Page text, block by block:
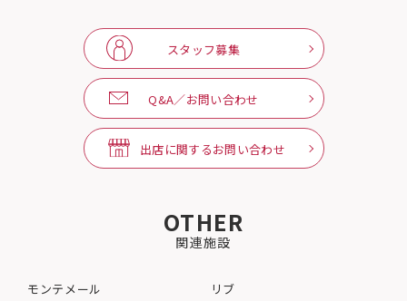
スタッフ募集
Q&A／お問い合わせ
出店に関するお問い合わせ
OTHER
関連施設
モンテメール
リブ